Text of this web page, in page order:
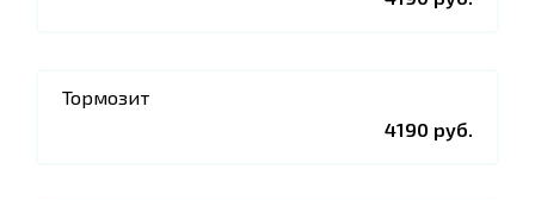
Тормозит
4190 руб.